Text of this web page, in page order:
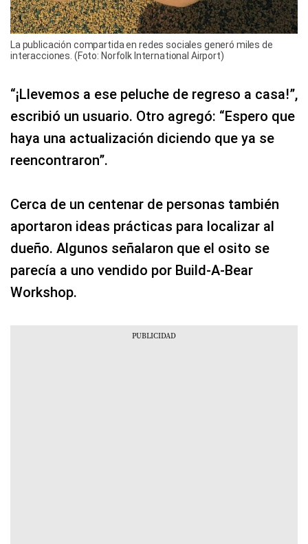
La publicación compartida en redes sociales generó miles de
interacciones. (Foto: Norfolk International Airport)
“¡Llevemos a ese peluche de regreso a casa!”,
escribió un usuario. Otro agregó: “Espero que
haya una actualización diciendo que ya se
reencontraron”.
Cerca de un centenar de personas también
aportaron ideas prácticas para localizar al
dueño. Algunos señalaron que el osito se
parecía a uno vendido por Build-A-Bear
Workshop.